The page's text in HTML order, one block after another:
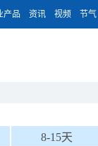
产品 资讯 视频 节气
8-15天